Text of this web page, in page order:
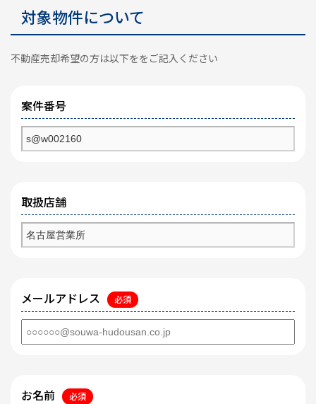
対象物件について
不動産売却希望の方は以下ををご記入ください
案件番号
取扱店舗
メールアドレス 必須
お名前 必須